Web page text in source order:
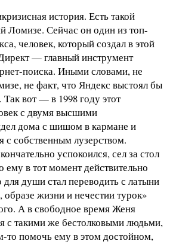
история. Есть такой
Ломизе. Сейчас он один из топ-
человек, который создал в этой
— главный инструмент
поиска. Иными словами, не
не факт, что Яндекс выстоял бы
вот — в 1998 году этот
с двумя высшими
дома с шишом в кармане и
с собственным лузерством.
успокоился, сел за стол
ему в тот момент действительно
души стал переводить с латыни
образе жизни и нечестии турок»
А в свободное время Женя
с такими же бестолковыми людьми,
то помочь ему в этом достойном,